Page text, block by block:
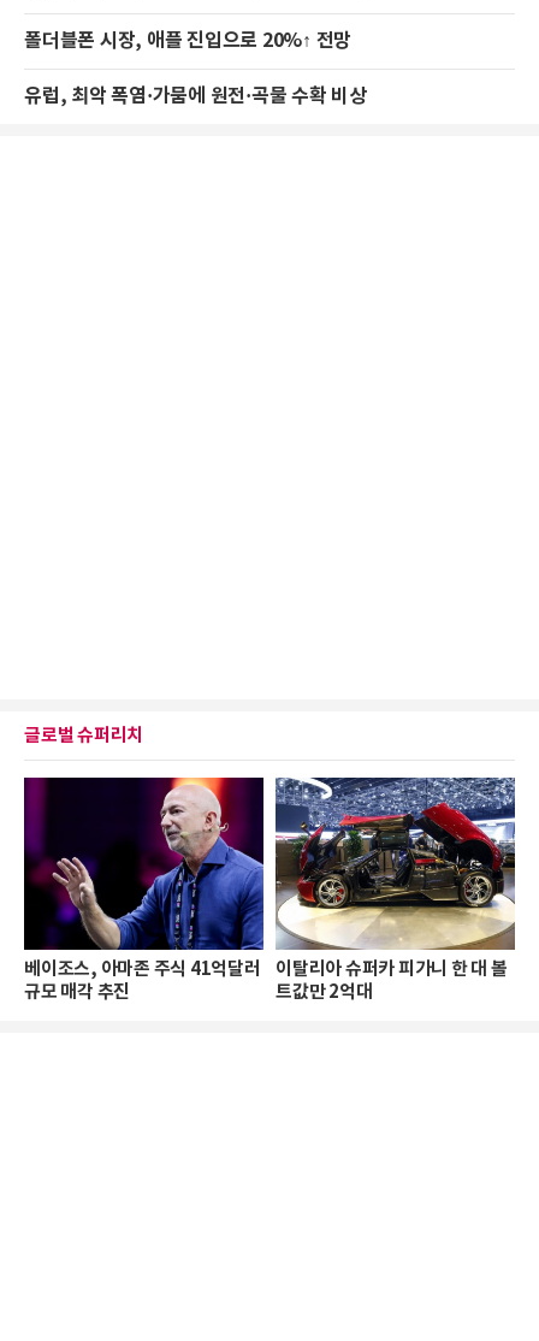
폴더블폰 시장, 애플 진입으로 20%↑ 전망
유럽, 최악 폭염·가뭄에 원전·곡물 수확 비상
글로벌 슈퍼리치
베이조스, 아마존 주식 41억달러
규모 매각 추진
이탈리아 슈퍼카 피가니 한 대 볼
트값만 2억대